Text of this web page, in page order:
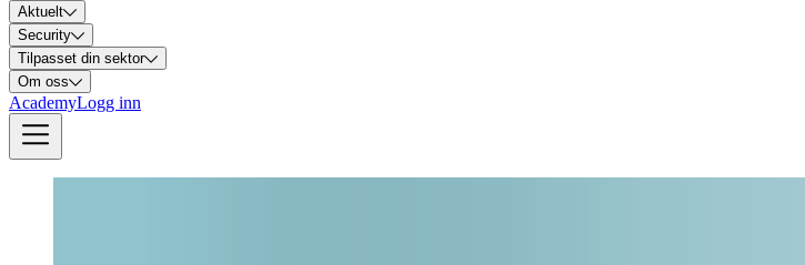
Aktuelt
Security
Tilpasset din sektor
Om oss
AcademyLogg inn